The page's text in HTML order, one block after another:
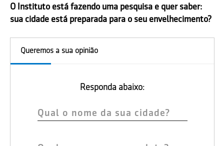
O Instituto está fazendo uma pesquisa e quer saber:
sua cidade está preparada para o seu envelhecimento?